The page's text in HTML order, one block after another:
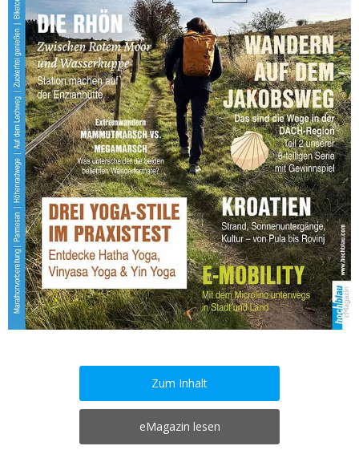
Zum Inhalt
eMagazin lesen